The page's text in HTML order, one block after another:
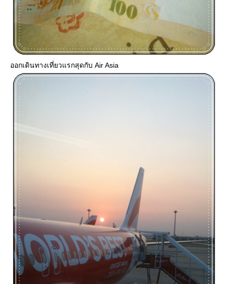
ออกเดินทางเที่ยวแรกสุดกับ Air Asia